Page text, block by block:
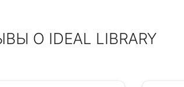
О IDEAL LIBRARY